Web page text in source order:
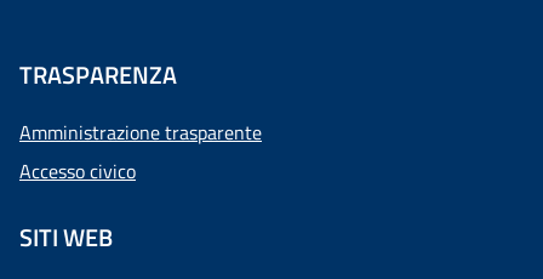
TRASPARENZA
Amministrazione trasparente
Accesso civico
SITI WEB